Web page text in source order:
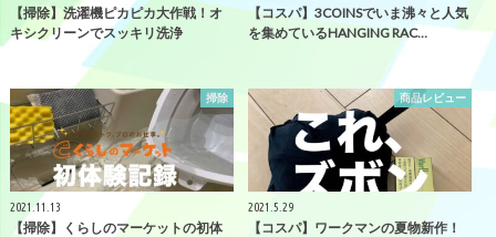
【掃除】洗濯機ピカピカ大作戦！オ
キシクリーンでスッキリ洗浄
【コスパ】3COINSでいま沸々と人気
を集めているHANGING RAC…
掃除
2021.11.13
【掃除】くらしのマーケットの初体
商品レビュー
2021.5.29
【コスパ】ワークマンの夏物新作！